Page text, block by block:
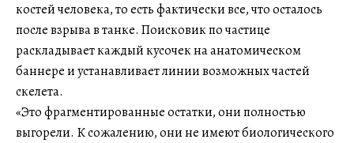
костей человека, то есть фактически все, что осталось
после взрыва в танке. Поисковик по частице
раскладывает каждый кусочек на анатомическом
баннере и устанавливает линии возможных частей
скелета.
«Это фрагментированные остатки, они полностью
выгорели. К сожалению, они не имеют биологического